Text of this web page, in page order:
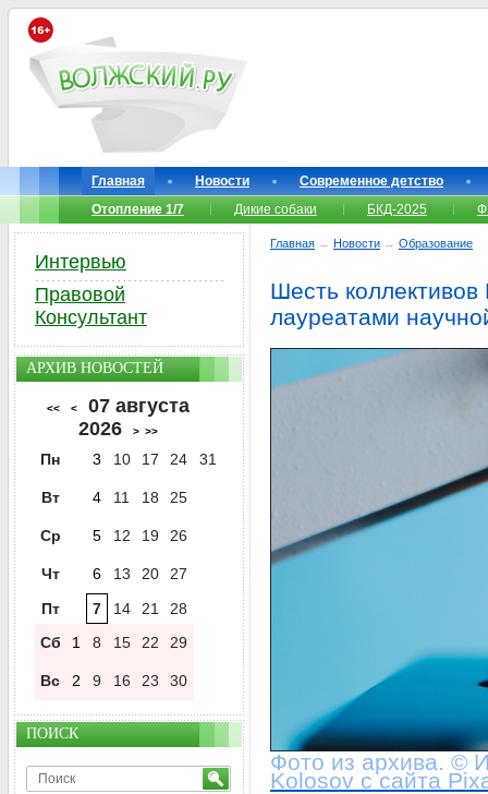
Главная Новости
Современное детство
Отопление 1/7
Дикие собаки БКД-2025
Главная → Новости → Образование
Шесть коллективов
лауреатами
Фото из архива. ©
Kolosov с сайта
Интервью
Правовой
Консультант
АРХИВ НОВОСТЕЙ
<< <
07 августа
2026
> >>
Пн 3 10 17 24 31
Вт 4 11 18 25
Ср 5 12 19 26
Чт 6 13 20
27
Пт
7 14 21
28
Сб
1 8 15 22 29
Вс 2 9 16 23 30
ПОИСК